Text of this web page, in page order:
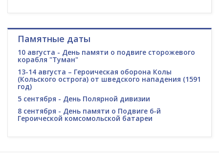
Памятные даты
10 августа - День памяти о подвиге сторожевого
корабля "Туман"
13-14 августа – Героическая оборона Колы
(Кольского острога) от шведского нападения (1591
год)
5 сентября - День Полярной дивизии
8 сентября - День памяти о Подвиге 6-й
Героической комсомольской батареи